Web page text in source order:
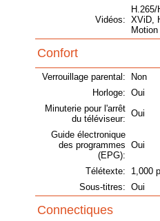
Vidéos: XViD,
Confort
Verrouillage parental:
Non
Horloge: Oui
Minuterie pour l'arrêt
du téléviseur:
Oui
Guide électronique
des programmes
(EPG):
Oui
Télétexte:
1,000
Sous-titres: Oui
Connectiques